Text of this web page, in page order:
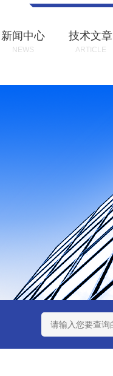
新闻中心
NEWS
技术文章
ARTICLE
温实验用热失重马弗炉